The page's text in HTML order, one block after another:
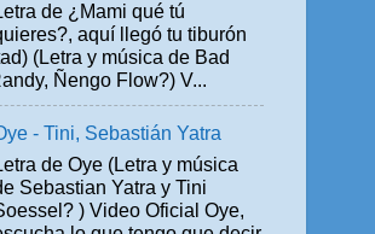
de ¿Mami qué tú
aquí llegó tu tiburón
(Letra y música de Bad
Ñengo Flow?) V...
- Tini, Sebastián Yatra
de Oye (Letra y música
Sebastian Yatra y Tini
) Video Oficial Oye,